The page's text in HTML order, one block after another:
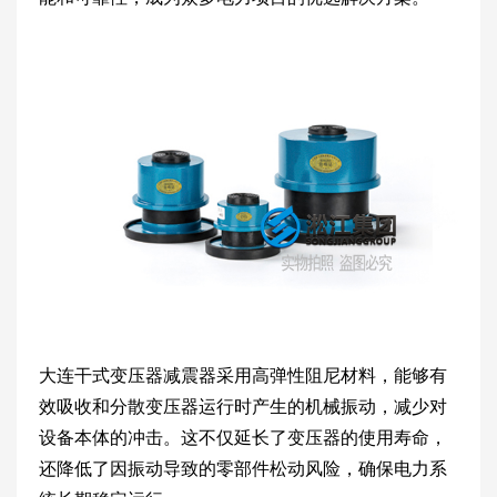
大连干式变压器减震器采用高弹性阻尼材料，能够有
效吸收和分散变压器运行时产生的机械振动，减少对
设备本体的冲击。这不仅延长了变压器的使用寿命，
还降低了因振动导致的零部件松动风险，确保电力系